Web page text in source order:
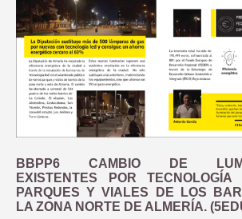
BBPP6 CAMBIO DE
EXISTENTES POR
PARQUES Y VIALES DE LOS
LA ZONA NORTE DE ALMERÍA.